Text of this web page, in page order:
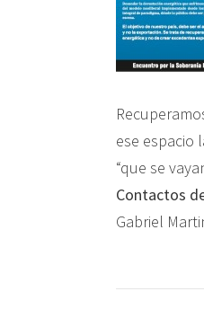
ese espacio
“que se
Contactos
Gabriel